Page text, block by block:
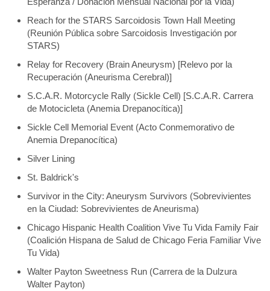
Reach for the STARS Sarcoidosis Town Hall Meeting
(Reunión Pública sobre Sarcoidosis Investigación por
STARS)
Relay for Recovery (Brain Aneurysm) [Relevo por la
Recuperación (Aneurisma Cerebral)]
S.C.A.R. Motorcycle Rally (Sickle Cell) [S.C.A.R. Carrera
de Motocicleta (Anemia Drepanocítica)]
Sickle Cell Memorial Event (Acto Conmemorativo de
Anemia Drepanocítica)
Silver Lining
St. Baldrick's
Survivor in the City: Aneurysm Survivors (Sobrevivientes
en la Ciudad: Sobrevivientes de Aneurisma)
Chicago Hispanic Health Coalition Vive Tu Vida Family Fair
(Coalición Hispana de Salud de Chicago Feria Familiar Vive
Tu Vida)
Walter Payton Sweetness Run (Carrera de la Dulzura
Walter Payton)